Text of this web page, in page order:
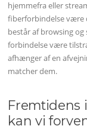
hjemmefra eller
fiberforbindelse
består af browsing og
forbindelse være
afhænger af en
matcher dem.
Fremtidens
kan vi